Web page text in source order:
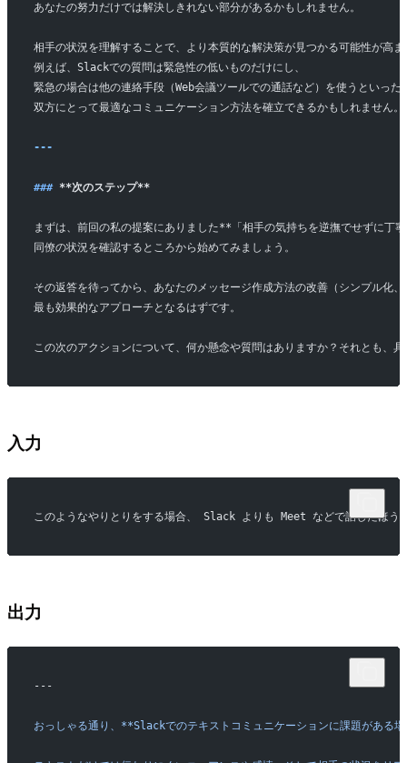
あなたの努力だけでは解決しきれない部分があるかもしれません。
相手の状況を理解することで、より本質的な解決策が見つかる可能性が高ま
例えば、Slackでの質問は緊急性の低いものだけにし、
緊急の場合は他の連絡手段（Web会議ツールでの通話など）を使うといった
双方にとって最適なコミュニケーション方法を確立できるかもしれません。
---
### **次のステップ**
まずは、前回の私の提案にありました**「相手の気持ちを逆撫でせずに丁
同僚の状況を確認するところから始めてみましょう。
その返答を待ってから、あなたのメッセージ作成方法の改善（シンプル化
最も効果的なアプローチとなるはずです。
この次のアクションについて、何か懸念や質問はありますか？それとも、
入力
このようなやりとりをする場合、 Slack よりも Meet などで話したほう
出力
---
おっしゃる通り、**Slackでのテキストコミュニケーションに課題がある